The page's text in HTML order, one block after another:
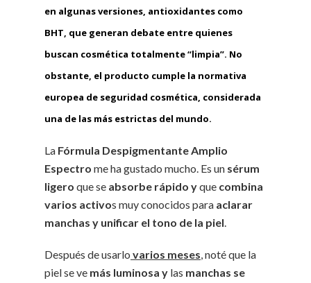
en algunas versiones, antioxidantes como
BHT, que generan debate entre quienes
buscan cosmética totalmente “limpia”. No
obstante, el producto cumple la normativa
europea de seguridad cosmética, considerada
una de las más estrictas del mundo.
La Fórmula Despigmentante Amplio
Espectro me ha gustado mucho. Es un sérum
ligero que se absorbe rápido yque combina
varios activos muy conocidos para aclarar
manchas y unificar el tono de la piel.
Después de usarlo varios meses, noté que la
piel se ve más luminosa y las manchas se